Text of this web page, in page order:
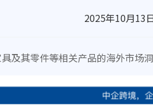
2025年10月13
其零件等相关产品的海外市场